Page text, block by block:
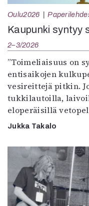
Oulu2026
Kaupunki syntyy
2–3/2026
”Toimeliaisuus on
entisaikojen
vesireittejä pitkin.
tukkilautoilla,
eloperäisillä
Jukka Takalo